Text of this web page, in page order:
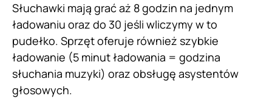
Słuchawki mają grać aż 8 godzin na jednym
ładowaniu oraz do 30 jeśli wliczymy w to
pudełko. Sprzęt oferuje również szybkie
ładowanie (5 minut ładowania = godzina
słuchania muzyki) oraz obsługę asystentów
głosowych.